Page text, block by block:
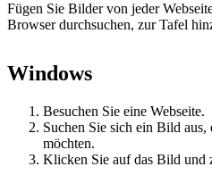
Fügen Sie Bilder von jeder
Browser durchsuchen, zur Tafel
Windows
Besuchen Sie eine Webseite.
Suchen Sie sich ein Bild
möchten.
Klicken Sie auf das Bild und